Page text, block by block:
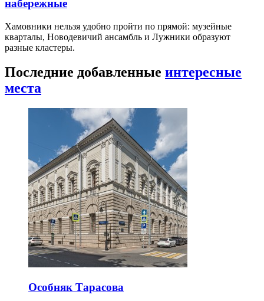
набережные
Хамовники нельзя удобно пройти по прямой: музейные
кварталы, Новодевичий ансамбль и Лужники образуют
разные кластеры.
Последние добавленные интересные
места
Особняк Тарасова